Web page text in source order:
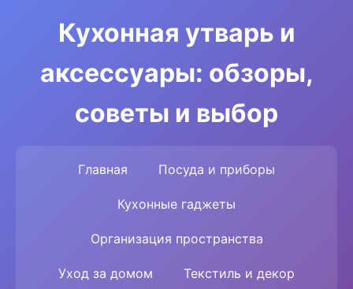
Кухонная утварь и
аксессуары: обзоры,
советы и выбор
Главная Посуда и приборы
Кухонные гаджеты
Организация пространства
Уход за домом Текстиль и декор